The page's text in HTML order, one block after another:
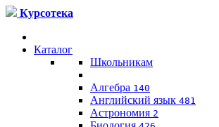
Курсотека
Каталог
Школьникам
Алгебра 140
Английский язык 481
Астрономия 2